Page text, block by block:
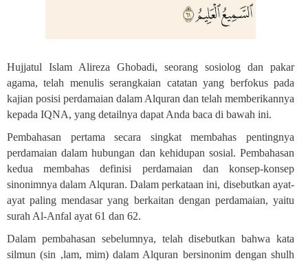
Hujjatul Islam Alireza Ghobadi, seorang sosiolog dan pakar
agama, telah menulis serangkaian catatan yang berfokus pada
kajian posisi perdamaian dalam Alquran dan telah memberikannya
kepada IQNA, yang detailnya dapat Anda baca di bawah ini.
Pembahasan pertama secara singkat membahas pentingnya
perdamaian dalam hubungan dan kehidupan sosial. Pembahasan
kedua membahas definisi perdamaian dan konsep-konsep
sinonimnya dalam Alquran. Dalam perkataan ini, disebutkan ayat-
ayat paling mendasar yang berkaitan dengan perdamaian, yaitu
surah Al-Anfal ayat 61 dan 62.
Dalam pembahasan sebelumnya, telah disebutkan bahwa kata
silmun (sin ,lam, mim) dalam Alquran bersinonim dengan shulh